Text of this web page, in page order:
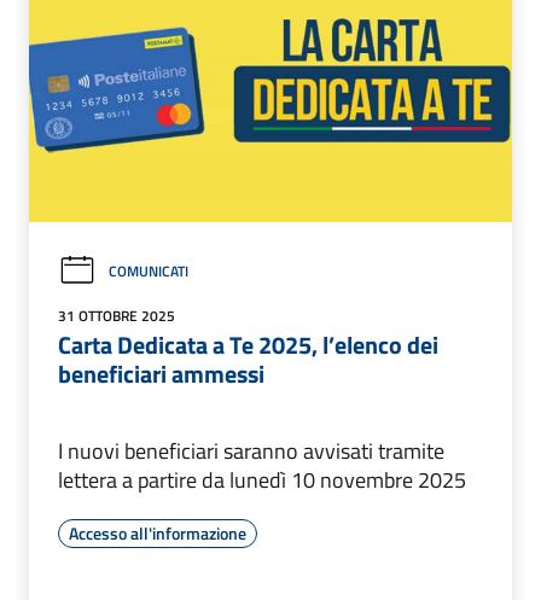
COMUNICATI
31 OTTOBRE 2025
Carta Dedicata a Te 2025, l’elenco dei
beneficiari ammessi
I nuovi beneficiari saranno avvisati tramite
lettera a partire da lunedì 10 novembre 2025
Accesso all'informazione